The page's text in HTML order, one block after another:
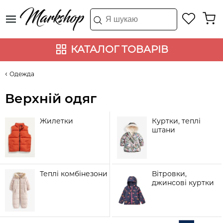
КАТАЛОГ ТОВАРІВ
Одежда
Верхній одяг
Жилетки
Куртки, теплі
штани
Теплі комбінезони
Вітровки,
джинсові куртки